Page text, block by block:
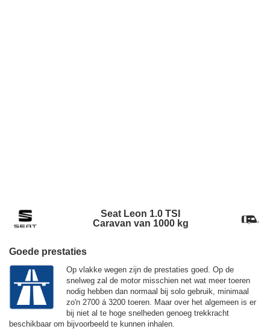
Seat Leon 1.0 TSI
Caravan van 1000 kg
Goede prestaties
Op vlakke wegen zijn de prestaties goed. Op de
snelweg zal de motor misschien net wat meer toeren
nodig hebben dan normaal bij solo gebruik, minimaal
zo'n 2700 á 3200 toeren. Maar over het algemeen is er
bij niet al te hoge snelheden genoeg trekkracht
beschikbaar om bijvoorbeeld te kunnen inhalen.